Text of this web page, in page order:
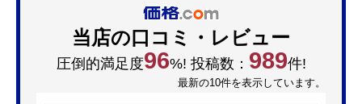
当店の口コミ・レビュー
圧倒的満足度96%! 投稿数： 989件!
最新の10件を表示しています。